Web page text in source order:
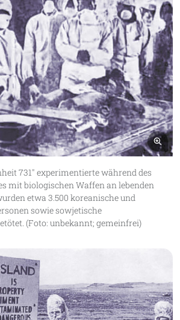
731" experimentierte während des
mit biologischen Waffen an lebenden
etwa 3.500 koreanische und
sowie sowjetische
(Foto: unbekannt; gemeinfrei)